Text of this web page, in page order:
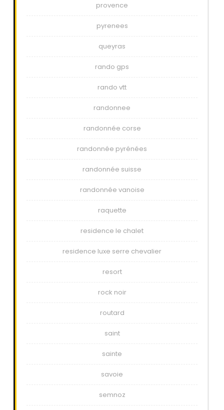
provence
pyrenees
queyras
rando gps
rando vtt
randonnee
randonnée corse
randonnée pyrénées
randonnée suisse
randonnée vanoise
raquette
residence le chalet
residence luxe serre chevalier
resort
rock noir
routard
saint
sainte
savoie
semnoz